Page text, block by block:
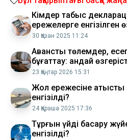
Кімдер табыс
ережелерге енгізілген
30 Қазан 2025 11:24
Аванстық төлемдер,
бұғаттау: қандай
23 Қаңтар 2026 15:31
Жол ережесіне қатысты
енгізілді?
24 Қараша 2025 17:36
Тұрғын үйді басқару
енгізілді?